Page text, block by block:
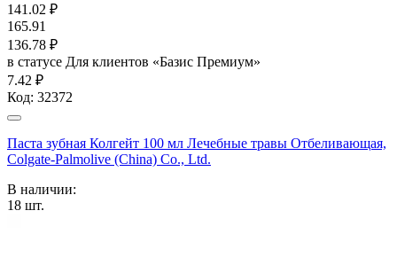
141.02 ₽
165.91
136.78 ₽
в статусе Для клиентов «Базис Премиум»
7.42 ₽
Код: 32372
Паста зубная Колгейт 100 мл Лечебные травы Отбеливающая,
Colgate-Palmolive (China) Co., Ltd.
В наличии:
18 шт.